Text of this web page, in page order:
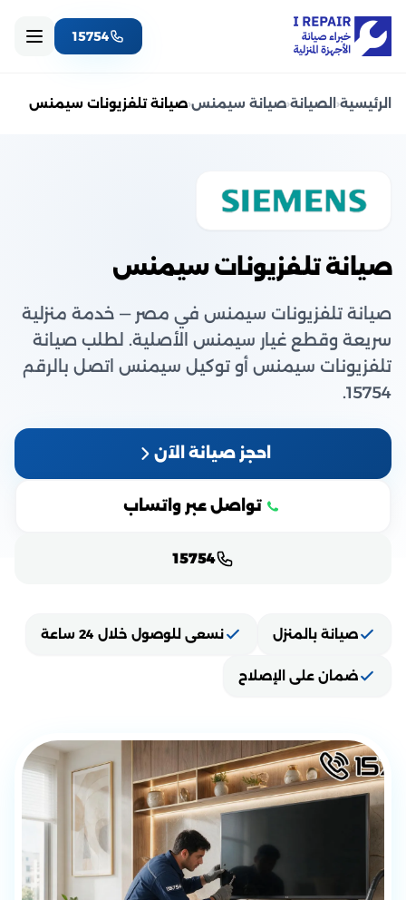
15754
الرئيسية‹ الصيانة‹صيانة سيمنس‹صيانة تلفزيونات سيمنس
صيانة تلفزيونات سيمنس
صيانة تلفزيونات سيمنس في مصر — خدمة منزلية
سريعة وقطع غيار سيمنس الأصلية. لطلب صيانة
تلفزيونات سيمنس أو توكيل سيمنس اتصل بالرقم
15754.
احجز صيانة الآن
تواصل عبر واتساب
15754
صيانة بالمنزل نسعى للوصول خلال 24 ساعة
ضمان على الإصلاح